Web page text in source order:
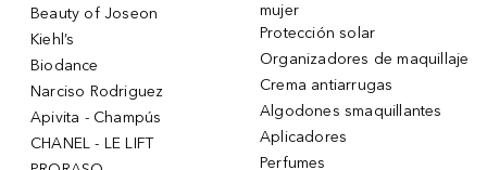
Beauty of Joseon
Kiehl’s
Biodance
Narciso Rodriguez
Apivita - Champús
CHANEL - LE LIFT
mujer
Protección solar
Organizadores de maquillaje
Crema antiarrugas
Algodones smaquillantes
Aplicadores
Perfumes